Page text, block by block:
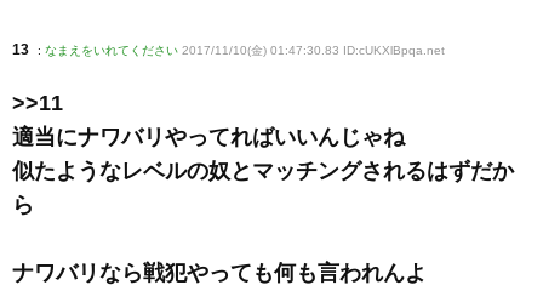
13 : なまえをいれてください 2017/11/10(金) 01:47:30.83 ID:cUKXlBpqa.net
>>11
適当にナワバリやってればいいんじゃね
似たようなレベルの奴とマッチングされるはずだか
ら
ナワバリなら戦犯やっても何も言われんよ